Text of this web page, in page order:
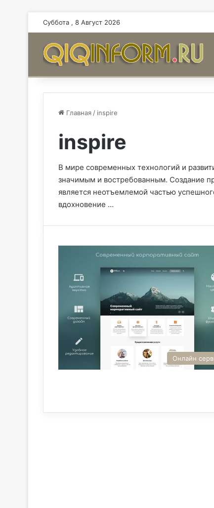
Суббота , 8 Август 2026
Главная / inspire
inspire
В мире современных технологий и
значимым и востребованным. Создание
является неотъемлемой частью
вдохновение …
Онлайн